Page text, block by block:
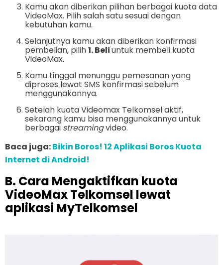
Kamu akan diberikan pilihan berbagai kuota data
VideoMax. Pilih salah satu sesuai dengan
kebutuhan kamu.
Selanjutnya kamu akan diberikan konfirmasi
pembelian, pilih1. Beliuntuk membeli kuota
VideoMax.
Kamu tinggal menunggu pemesanan yang
diproses lewat SMS konfirmasi sebelum
menggunakannya.
Setelah kuota Videomax Telkomsel aktif,
sekarang kamu bisa menggunakannya untuk
berbagai streamingvideo.
Baca juga:Bikin Boros! 12 Aplikasi Boros Kuota
Internet di Android!
B. Cara Mengaktifkan kuota
VideoMax Telkomsel lewat
aplikasi MyTelkomsel